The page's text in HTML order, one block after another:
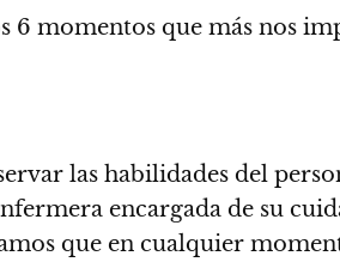
6 momentos que más nos
las habilidades del
encargada de su
que en cualquier